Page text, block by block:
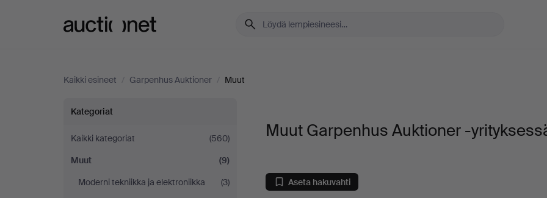
Kaikki esineet / Garpenhus Auktioner / Muut
Muut
Garpenhus
Auktioner
Kategoriat
Kaikki kategoriat
(560)
Muut
(9)
Moderni tekniikka ja elektroniikka
(3)
Muut Garpenhus Auktioner -
Aseta hakuvahti